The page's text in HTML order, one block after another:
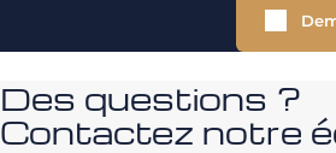
Des questions ?
Contactez notre